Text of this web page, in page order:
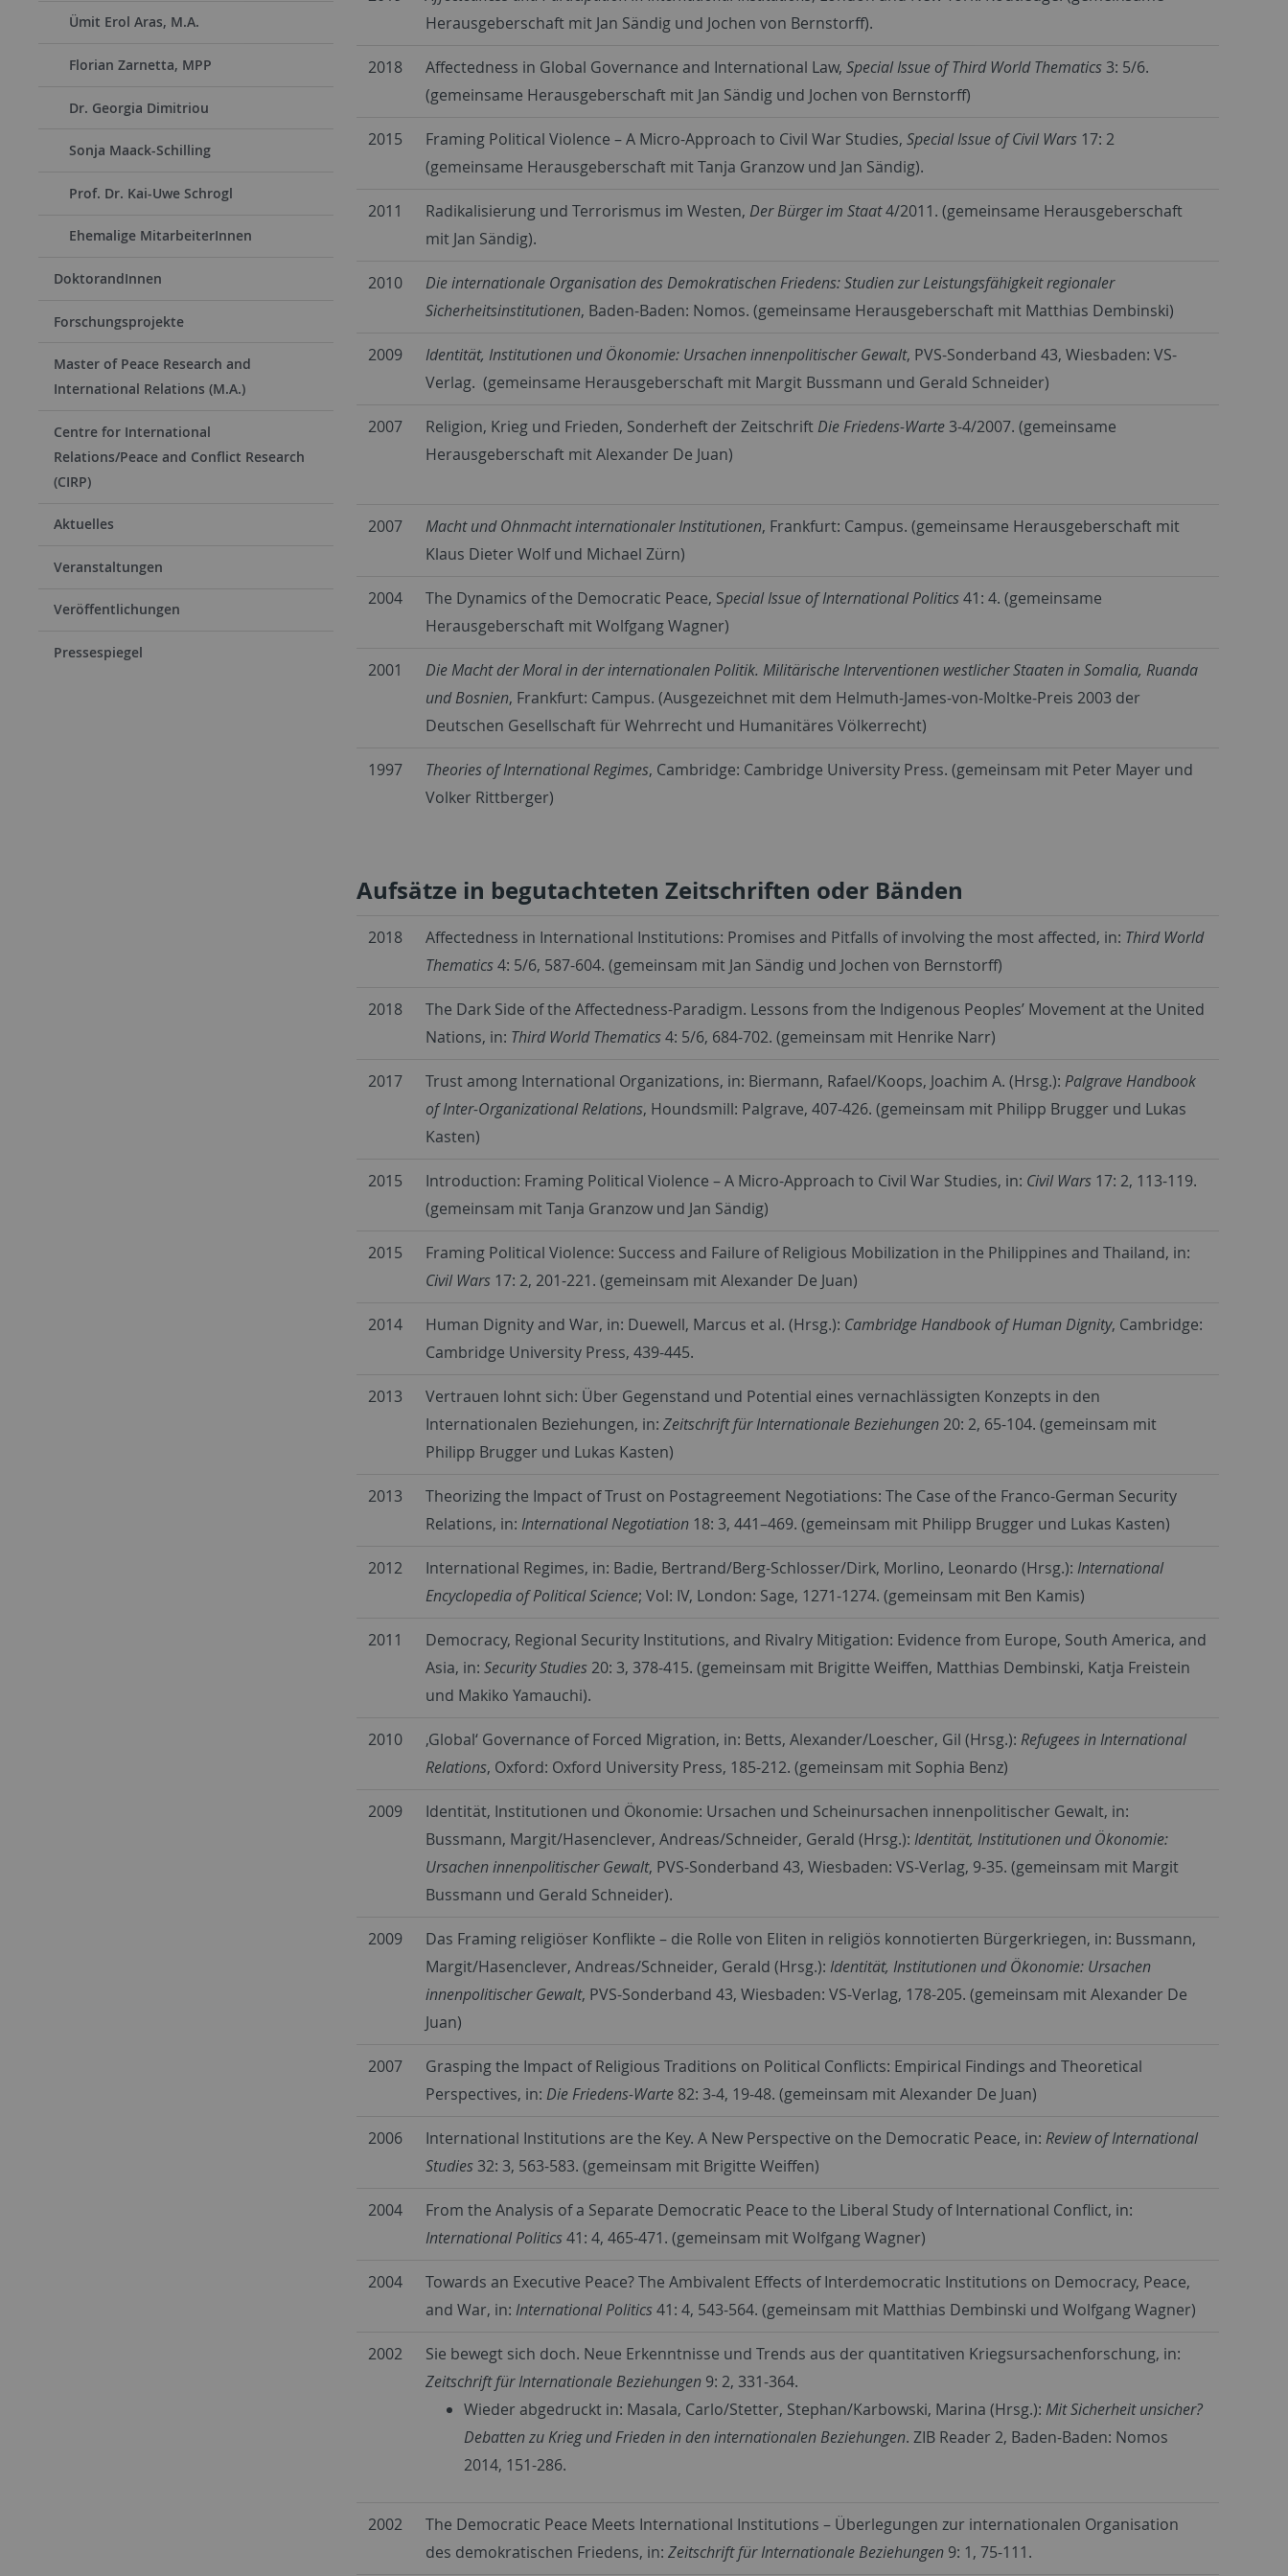
Ümit Erol Aras, M.A.
Florian Zarnetta, MPP
Dr. Georgia Dimitriou
Sonja Maack-Schilling
Prof. Dr. Kai-Uwe Schrogl
Ehemalige MitarbeiterInnen
DoktorandInnen
Forschungsprojekte
Master of Peace Research and
International Relations (M.A.)
Centre for International
Relations/Peace and Conflict Research
(CIRP)
Aktuelles
Veranstaltungen
Veröffentlichungen
Pressespiegel
Herausgeberschaft mit Jan Sändig und Jochen von Bernstorff).
2018 Affectedness in Global Governance and International Law, Special Issue of Third World Thematics3: 5/6.
(gemeinsame Herausgeberschaft mit Jan Sändig und Jochen von Bernstorff)
2015 Framing Political Violence – A Micro-Approach to Civil War Studies, Special Issue of Civil Wars 17: 2
(gemeinsame Herausgeberschaft mit Tanja Granzow und Jan Sändig).
2011 Radikalisierung und Terrorismus im Westen, Der Bürger im Staat4/2011. (gemeinsame Herausgeberschaft
mit Jan Sändig).
2010
Die internationale Organisation des Demokratischen Friedens: Studien zur Leistungsfähigkeit regionaler
Sicherheitsinstitutionen, Baden-Baden: Nomos. (gemeinsame Herausgeberschaft mit Matthias Dembinski)
2009 Identität, Institutionen und Ökonomie: Ursachen innenpolitischer Gewalt, PVS-Sonderband 43, Wiesbaden: VS-
Verlag. (gemeinsame Herausgeberschaft mit Margit Bussmann und Gerald Schneider)
2007 Religion, Krieg und Frieden, Sonderheft der Zeitschrift Die Friedens-Warte3-4/2007. (gemeinsame
Herausgeberschaft mit Alexander De Juan)
2007 Macht und Ohnmacht internationaler Institutionen, Frankfurt: Campus. (gemeinsame Herausgeberschaft mit
Klaus Dieter Wolf und Michael Zürn)
2004 The Dynamics of the Democratic Peace, Special Issue of International Politics41: 4. (gemeinsame
Herausgeberschaft mit Wolfgang Wagner)
2001
Die Macht der Moral in der internationalen Politik. Militärische Interventionen westlicher Staaten in Somalia, Ruanda
und Bosnien, Frankfurt: Campus. (Ausgezeichnet mit dem Helmuth-James-von-Moltke-Preis 2003 der
Deutschen Gesellschaft für Wehrrecht und Humanitäres Völkerrecht)
1997 Theories of International Regimes, Cambridge: Cambridge University Press. (gemeinsam mit Peter Mayer und
Volker Rittberger)
Aufsätze in begutachteten Zeitschriften oder Bänden
2018 Affectedness in International Institutions: Promises and Pitfalls of involving the most affected, in: Third World
Thematics4: 5/6, 587-604. (gemeinsam mit Jan Sändig und Jochen von Bernstorff)
2018
The Dark Side of the Affectedness-Paradigm. Lessons from the Indigenous Peoples’ Movement at the United
Nations, in: Third World Thematics4: 5/6, 684-702. (gemeinsam mit Henrike Narr)
2017 Trust among International Organizations, in: Biermann, Rafael/Koops, Joachim A. (Hrsg.): Palgrave Handbook
of Inter-Organizational Relations, Houndsmill: Palgrave, 407-426. (gemeinsam mit Philipp Brugger und Lukas
Kasten)
2015 Introduction: Framing Political Violence – A Micro-Approach to Civil War Studies, in: Civil Wars 17: 2, 113-119.
(gemeinsam mit Tanja Granzow und Jan Sändig)
2015
Framing Political Violence: Success and Failure of Religious Mobilization in the Philippines and Thailand, in:
Civil Wars 17: 2, 201-221. (gemeinsam mit Alexander De Juan)
2014 Human Dignity and War, in: Duewell, Marcus et al. (Hrsg.): Cambridge Handbook of Human Dignity, Cambridge:
Cambridge University Press, 439-445.
2013
Vertrauen lohnt sich: Über Gegenstand und Potential eines vernachlässigten Konzepts in den
Internationalen Beziehungen, in: Zeitschrift für Internationale Beziehungen 20: 2, 65-104. (gemeinsam mit
Philipp Brugger und Lukas Kasten)
2013
Theorizing the Impact of Trust on Postagreement Negotiations: The Case of the Franco-German Security
Relations, in: International Negotiation 18: 3, 441–469. (gemeinsam mit Philipp Brugger und Lukas Kasten)
2012 International Regimes, in: Badie, Bertrand/Berg-Schlosser/Dirk, Morlino, Leonardo (Hrsg.): International
Encyclopedia of Political Science; Vol: IV, London: Sage, 1271-1274. (gemeinsam mit Ben Kamis)
2011
Democracy, Regional Security Institutions, and Rivalry Mitigation: Evidence from Europe, South America, and
Asia, in: Security Studies 20: 3, 378-415. (gemeinsam mit Brigitte Weiffen, Matthias Dembinski, Katja Freistein
und Makiko Yamauchi).
2010 ‚Global‘ Governance of Forced Migration, in: Betts, Alexander/Loescher, Gil (Hrsg.): Refugees in International
Relations, Oxford: Oxford University Press, 185-212. (gemeinsam mit Sophia Benz)
2009
Identität, Institutionen und Ökonomie: Ursachen und Scheinursachen innenpolitischer Gewalt, in:
Bussmann, Margit/Hasenclever, Andreas/Schneider, Gerald (Hrsg.): Identität, Institutionen und Ökonomie:
Ursachen innenpolitischer Gewalt, PVS-Sonderband 43, Wiesbaden: VS-Verlag, 9-35. (gemeinsam mit Margit
Bussmann und Gerald Schneider).
2009
Das Framing religiöser Konflikte – die Rolle von Eliten in religiös konnotierten Bürgerkriegen, in: Bussmann,
Margit/Hasenclever, Andreas/Schneider, Gerald (Hrsg.): Identität, Institutionen und Ökonomie: Ursachen
innenpolitischer Gewalt, PVS-Sonderband 43, Wiesbaden: VS-Verlag, 178-205. (gemeinsam mit Alexander De
Juan)
2007
Grasping the Impact of Religious Traditions on Political Conflicts: Empirical Findings and Theoretical
Perspectives, in: Die Friedens-Warte 82: 3-4, 19-48. (gemeinsam mit Alexander De Juan)
2006 International Institutions are the Key. A New Perspective on the Democratic Peace, in: Review of International
Studies32: 3, 563-583. (gemeinsam mit Brigitte Weiffen)
2004
From the Analysis of a Separate Democratic Peace to the Liberal Study of International Conflict, in:
International Politics41: 4, 465-471. (gemeinsam mit Wolfgang Wagner)
2004
Towards an Executive Peace? The Ambivalent Effects of Interdemocratic Institutions on Democracy, Peace,
and War, in: International Politics41: 4, 543-564. (gemeinsam mit Matthias Dembinski und Wolfgang Wagner)
2002
Sie bewegt sich doch. Neue Erkenntnisse und Trends aus der quantitativen Kriegsursachenforschung, in:
Zeitschrift für Internationale Beziehungen 9: 2, 331-364.
Wieder abgedruckt in: Masala, Carlo/Stetter, Stephan/Karbowski, Marina (Hrsg.): Mit Sicherheit unsicher?
Debatten zu Krieg und Frieden in den internationalen Beziehungen. ZIB Reader 2, Baden-Baden: Nomos
2014, 151-286.
2002
The Democratic Peace Meets International Institutions – Überlegungen zur internationalen Organisation
des demokratischen Friedens, in: Zeitschrift für Internationale Beziehungen 9: 1, 75-111.